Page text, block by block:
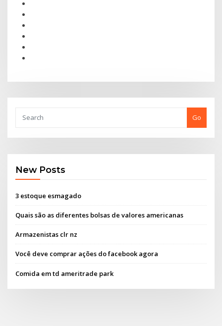
Go
New Posts
3 estoque esmagado
Quais são as diferentes bolsas de valores americanas
Armazenistas clr nz
Você deve comprar ações do facebook agora
Comida em td ameritrade park